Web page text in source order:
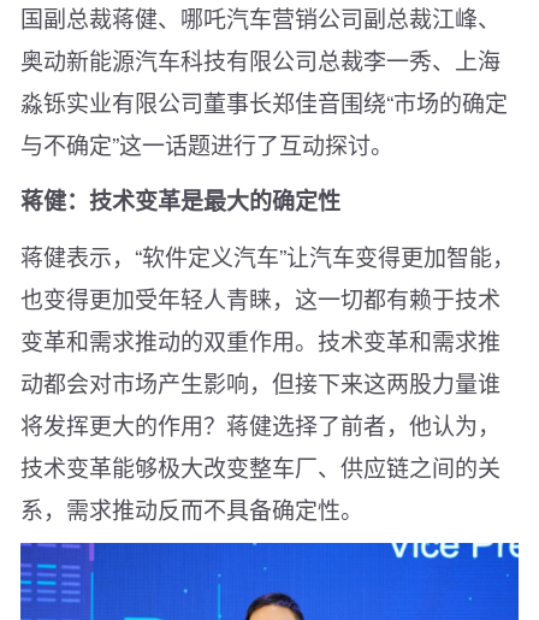
国副总裁蒋健、哪吒汽车营销公司副总裁江峰、
奥动新能源汽车科技有限公司总裁李一秀、上海
淼铄实业有限公司董事长郑佳音围绕“市场的确定
与不确定”这一话题进行了互动探讨。
蒋健：技术变革是最大的确定性
蒋健表示，“软件定义汽车”让汽车变得更加智能，
也变得更加受年轻人青睐，这一切都有赖于技术
变革和需求推动的双重作用。技术变革和需求推
动都会对市场产生影响，但接下来这两股力量谁
将发挥更大的作用？蒋健选择了前者，他认为，
技术变革能够极大改变整车厂、供应链之间的关
系，需求推动反而不具备确定性。